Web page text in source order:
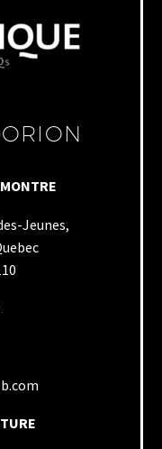
Jeunes,